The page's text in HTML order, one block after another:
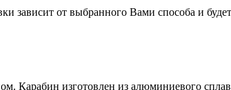
зависит от выбранного Вами способа и
Карабин изготовлен из алюминиевого